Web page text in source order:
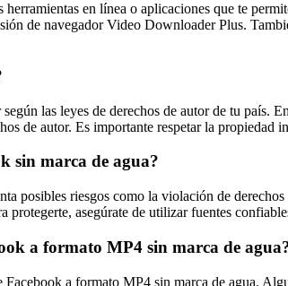
en línea o aplicaciones que te
de navegador Video Downloader Plus.
las leyes de derechos de autor de tu país.
de autor. Es importante respetar la propiedad
sin marca de agua?
posibles riesgos como la violación de
asegúrate de utilizar fuentes
a formato MP4 sin marca de
a formato MP4 sin marca de agua.